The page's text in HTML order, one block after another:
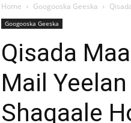
Home Googooska Geeska
Googooska Geeska
Qisada
Mail
Shaqaale